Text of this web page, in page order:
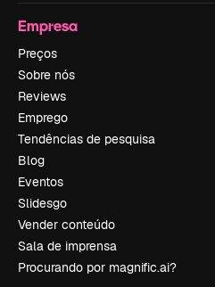
Empresa
Preços
Sobre nós
Reviews
Emprego
Tendências de pesquisa
Blog
Eventos
Slidesgo
Vender conteúdo
Sala de imprensa
Procurando por magnific.ai?